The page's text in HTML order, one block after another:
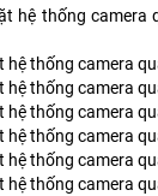
hệ thống camera
hệ thống camera
hệ thống camera
hệ thống camera
hệ thống camera
hệ thống camera
hệ thống camera